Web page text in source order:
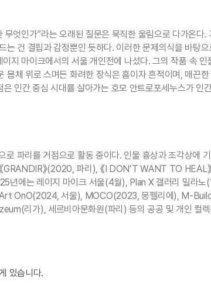
엇인가”라는 오래된 질문은 묵직한 울림으로 다가온다
건 결핍과 감정뿐인 듯하다. 이러한 문제의식을 바탕
지 마이크에서의 서울 개인전에 나섰다. 그의 작품 속 인
체 위로 스며든 화려한 장식은 흠이자 흔적이며, 매끈
인간 중심 시대를 살아가는 호모 안트로포세누스가 인
파리를 거점으로 활동 중이다. 인물 흉상과 조각상에
GRANDIR》(2020, 파리), 《I DON’T WANT TO
에는 레이지 마이크 서울(4월), Plan X 갤러리 밀라노
OnO(2024, 서울), MOCO(2023, 몽펠리에), M-
있습니다.